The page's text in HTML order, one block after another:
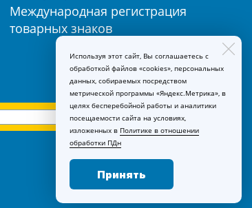
Международная регистрация
товарных знаков
Используя этот сайт, Вы соглашаетесь с
обработкой файлов «cookies», персональных
данных, собираемых посредством
метрической программы «Яндекс.Метрика», в
целях бесперебойной работы и аналитики
посещаемости сайта на условиях,
изложенных в Политике в отношении
обработки ПДн
Принять